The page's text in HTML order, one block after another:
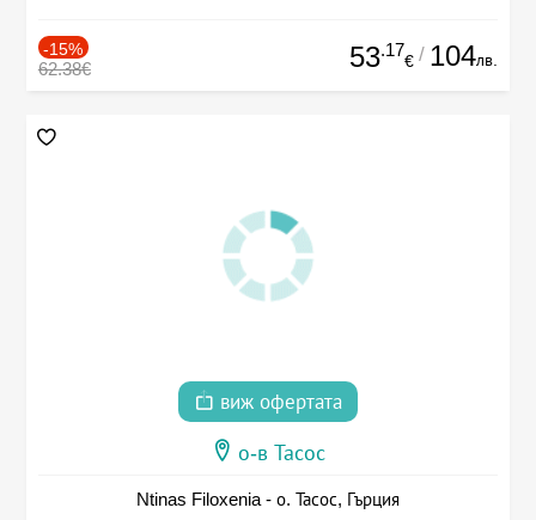
-15%
62.38€ 53.17
€ / 104лв.
виж офертата
о-в Тасос
Ntinas Filoxenia - о. Тасос, Гърция